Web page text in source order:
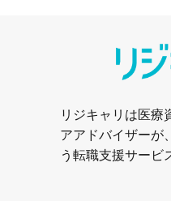
リジキャリは医療
アアドバイザーが
う転職支援サービ